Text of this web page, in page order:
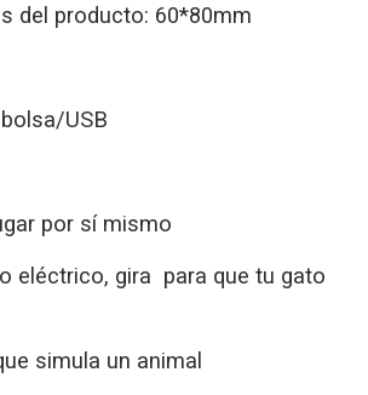
del producto: 60*80mm
USB
por sí mismo
eléctrico, gira para que tu gato
simula un animal